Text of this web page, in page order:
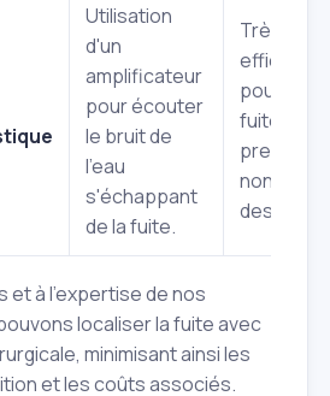
Utilisation
d'un
amplificateur
pour écouter
le bruit de
l'eau
s'échappant
de la fuite.
Très
efficace
pour les
fuites
pression,
non
destructif.
et à l'expertise de nos
localiser la fuite avec
minimisant ainsi les
et les coûts associés.